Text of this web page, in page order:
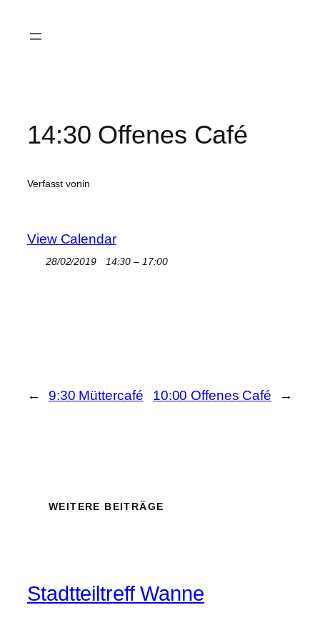
Inhalt
14:30 Offenes Café
Verfasst vonin
View Calendar
28/02/2019 14:30 – 17:00
← 9:30 Müttercafé 10:00 Offenes Café →
WEITERE BEITRÄGE
Stadtteiltreff Wanne